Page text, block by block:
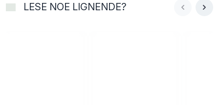
LESE NOE LIGNENDE?